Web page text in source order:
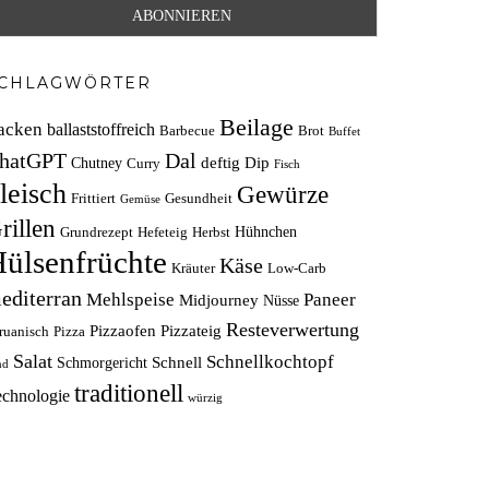
ballaststoffreich Barbecue Beilage Brot Buffet
Chutney Curry Dal deftig Dip Fisch
Frittiert Gemüse Gesundheit Gewürze
Grundrezept Hefeteig Herbst Hühnchen
Kräuter Käse Low-Carb
Mehlspeise Midjourney Nüsse Paneer
Pizza Pizzaofen Pizzateig Resteverwertung
Salat Schmorgericht Schnell Schnellkochtopf
traditionell würzig